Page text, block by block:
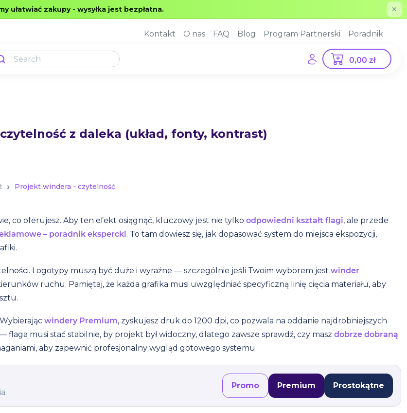
ułatwiać zakupy - wysyłka jest bezpłatna. ✕
Kontakt O nas FAQ Blog Program Partnerski Poradnik
0,00 zł
z daleka (układ, fonty, kontrast)
Projekt windera - czytelność
co oferujesz. Aby ten efekt osiągnąć, kluczowy jest nie tylko odpowiedni kształt flagi, ale przede
– poradnik ekspercki. To tam dowiesz się, jak dopasować system do miejsca ekspozycji,
Logotypy muszą być duże i wyraźne — szczególnie jeśli Twoim wyborem jest winder
ruchu. Pamiętaj, że każda grafika musi uwzględniać specyficzną linię cięcia materiału, aby
windery Premium, zyskujesz druk do 1200 dpi, co pozwala na oddanie najdrobniejszych
musi stać stabilnie, by projekt był widoczny, dlatego zawsze sprawdź, czy masz dobrze dobraną
aby zapewnić profesjonalny wygląd gotowego systemu.
Promo Premium Prostokątne